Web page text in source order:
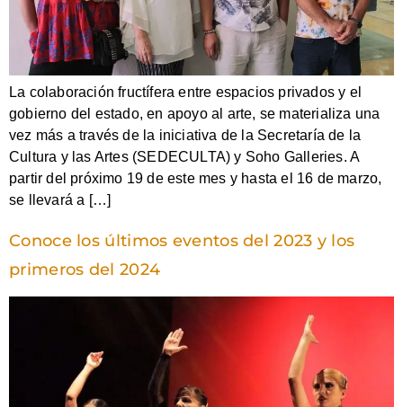
La colaboración fructífera entre espacios privados y el
gobierno del estado, en apoyo al arte, se materializa una
vez más a través de la iniciativa de la Secretaría de la
Cultura y las Artes (SEDECULTA) y Soho Galleries. A
partir del próximo 19 de este mes y hasta el 16 de marzo,
se llevará a […]
Conoce los últimos eventos del 2023 y los
primeros del 2024